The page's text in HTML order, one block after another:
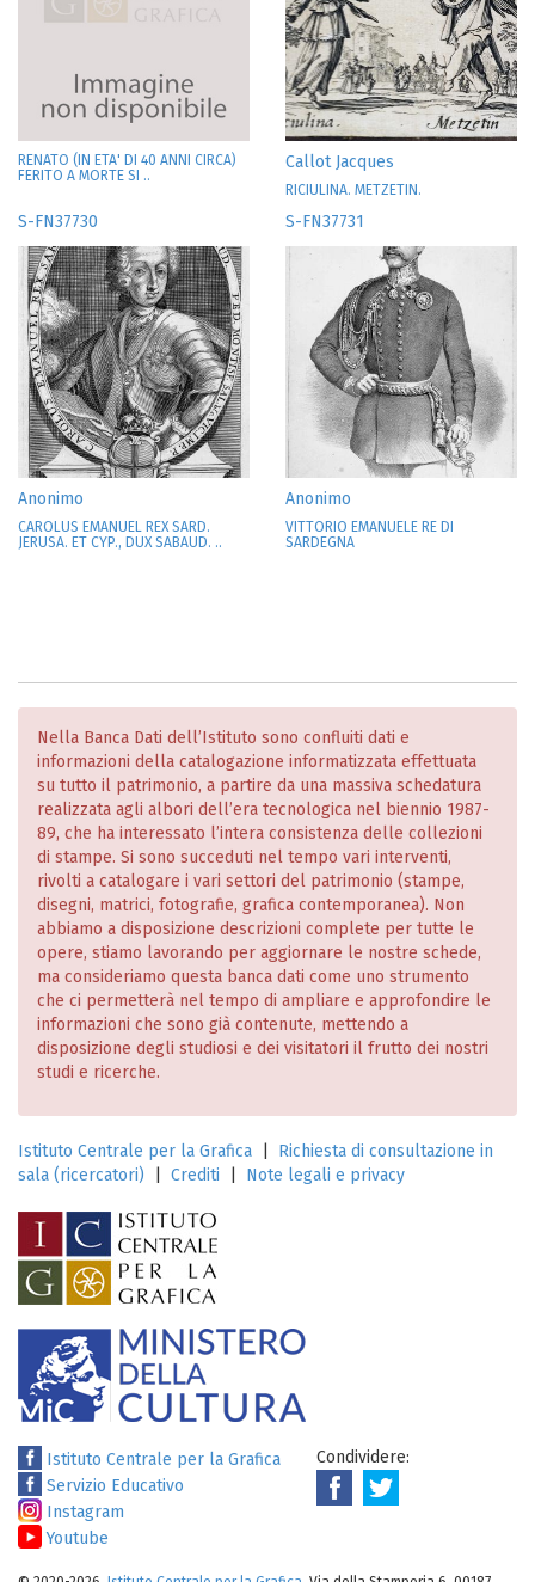
RENATO (IN ETA' DI 40 ANNI CIRCA)
FERITO A MORTE SI ..
Callot Jacques
RICIULINA. METZETIN.
S-FN37730
Anonimo
CAROLUS EMANUEL REX SARD.
JERUSA. ET CYP., DUX SABAUD. ..
S-FN37731
Anonimo
VITTORIO EMANUELE RE DI
SARDEGNA
Nella Banca Dati dell’Istituto sono confluiti dati e
informazioni della catalogazione informatizzata effettuata
su tutto il patrimonio, a partire da una massiva schedatura
realizzata agli albori dell’era tecnologica nel biennio 1987-
89, che ha interessato l’intera consistenza delle collezioni
di stampe. Si sono succeduti nel tempo vari interventi,
rivolti a catalogare i vari settori del patrimonio (stampe,
disegni, matrici, fotografie, grafica contemporanea). Non
abbiamo a disposizione descrizioni complete per tutte le
opere, stiamo lavorando per aggiornare le nostre schede,
ma consideriamo questa banca dati come uno strumento
che ci permetterà nel tempo di ampliare e approfondire le
informazioni che sono già contenute, mettendo a
disposizione degli studiosi e dei visitatori il frutto dei nostri
studi e ricerche.
Istituto Centrale per la Grafica
Richiesta di consultazione in
sala (ricercatori)
Crediti Note legali e privacy
Istituto Centrale per la Grafica
Servizio Educativo
Instagram
Youtube
Condividere: